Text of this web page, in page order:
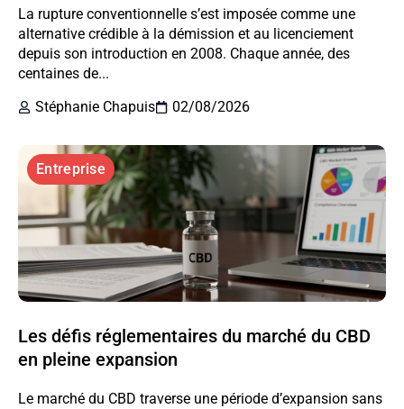
La rupture conventionnelle s’est imposée comme une
alternative crédible à la démission et au licenciement
depuis son introduction en 2008. Chaque année, des
centaines de...
Stéphanie Chapuis
02/08/2026
Entreprise
Les défis réglementaires du marché du CBD
en pleine expansion
Le marché du CBD traverse une période d’expansion sans